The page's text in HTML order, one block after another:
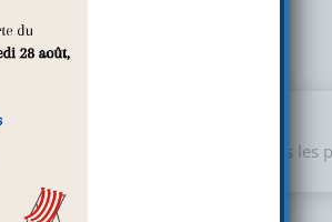
projet social
démarche. Nous remercions toutes les